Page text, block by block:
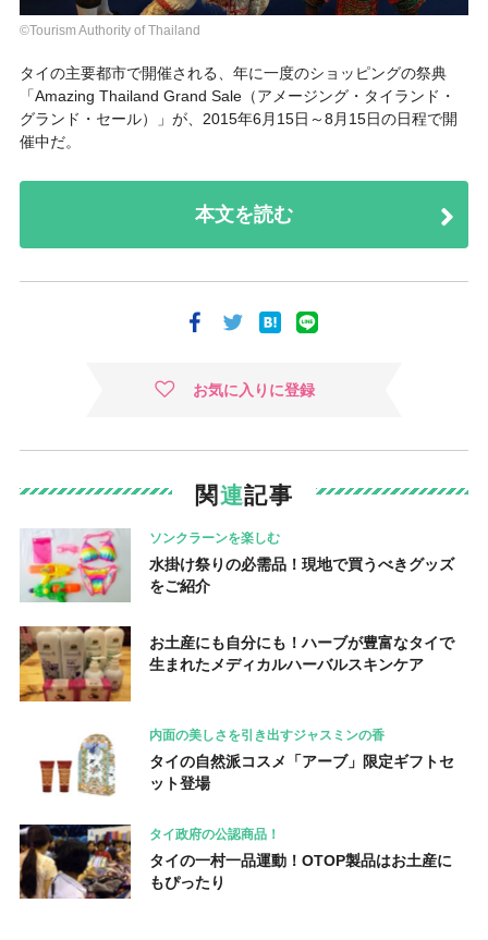
©Tourism Authority of Thailand
タイの主要都市で開催される、年に一度のショッピングの祭典
「Amazing Thailand Grand Sale（アメージング・タイランド・
グランド・セール）」 が、2015年6月15日～8月15日の日程で開
催中だ。
本文を読む
お気に入りに登録
関連記事
ソンクラーンを楽しむ
水掛け祭りの必需品！現地で買うべきグッズ
をご紹介
お土産にも自分にも！ハーブが豊富なタイで
生まれたメディカルハーバルスキンケア
内面の美しさを引き出すジャスミンの香
タイの自然派コスメ「アーブ」限定ギフトセ
ット登場
タイ政府の公認商品！
タイの一村一品運動！OTOP製品はお土産に
もぴったり